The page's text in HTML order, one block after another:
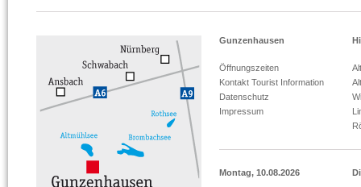
Gunzenhausen
Öffnungszeiten
Kontakt Tourist Information
Datenschutz
Impressum
Montag, 10.08.2026